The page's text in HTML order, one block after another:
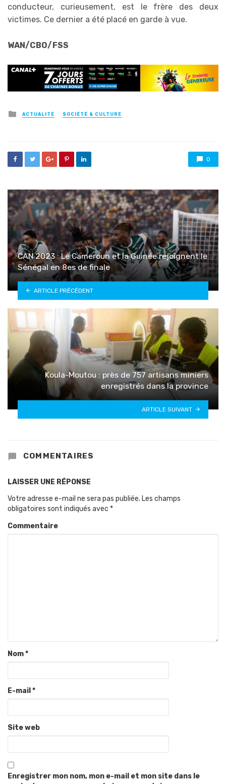
conducteur, curieusement, est le frère des deux
victimes. Ce dernier a été placé en garde à vue.
WAN/CBO/FSS
Posted
in
ACTUALITÉ SOCIÉTÉ & CULTURE
0
CAN 2023 : Le Cameroun et la Guinée rejoignent le
Sénégal en 8es de finale
ARTICLE PRÉCÉDENT
Koula-Moutou : près de 757 artisans miniers
enregistrés dans la province
ARTICLE SUIVANT
COMMENTAIRES
LAISSER UNE RÉPONSE
Votre adresse e-mail ne sera pas publiée. Les champs
obligatoires sont indiqués avec *
Commentaire
Nom*
E-mail *
Site web
Enregistrer mon nom, mon e-mail et mon site dans le